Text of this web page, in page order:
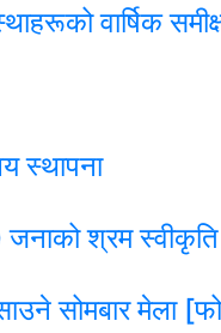
वार्षिक
स्थापना
जनाको श्रम स्वीकृति
सोमबार मेला